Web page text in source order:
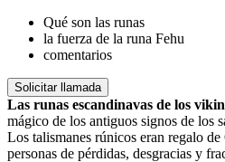
Qué son las runas
la fuerza de la runa Fehu
comentarios
Solicitar llamada
Las runas escandinavas de los
mágico de los antiguos signos de los
Los talismanes rúnicos eran regalo
personas de pérdidas, desgracias y